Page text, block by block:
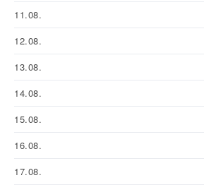
11.08.
12.08.
13.08.
14.08.
15.08.
16.08.
17.08.